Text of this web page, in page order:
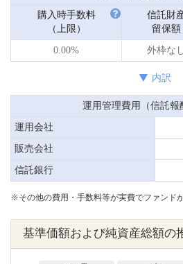
購入時手数料
（上限）
信託財
留保額
0.00% 外枠な
内訳
運用管理費用（信託報
運用会社
販売会社
信託銀行
※その他の費用・手数料等が実費でファンド
基準価額および純資産総額の